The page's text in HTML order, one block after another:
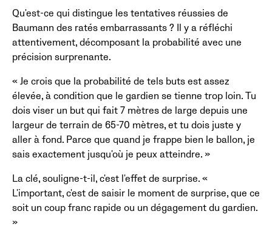
Qu'est-ce qui distingue les tentatives réussies de
Baumann des ratés embarrassants ? Il y a réfléchi
attentivement, décomposant la probabilité avec une
précision surprenante.
« Je crois que la probabilité de tels buts est assez
élevée, à condition que le gardien se tienne trop loin. Tu
dois viser un but qui fait 7 mètres de large depuis une
largeur de terrain de 65-70 mètres, et tu dois juste y
aller à fond. Parce que quand je frappe bien le ballon, je
sais exactement jusqu'où je peux atteindre. »
La clé, souligne-t-il, c'est l'effet de surprise. «
L'important, c'est de saisir le moment de surprise, que ce
soit un coup franc rapide ou un dégagement du gardien.
»